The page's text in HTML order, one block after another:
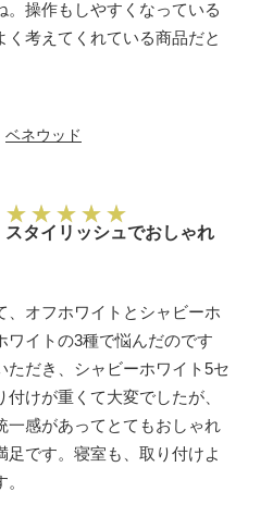
。操作もしやすくなっている
く考えてくれている商品だと
ベネウッド
スタイリッシュでおしゃれ
、オフホワイトとシャビーホ
ワイトの3種で悩んだのです
ただき、シャビーホワイト5セ
けが重くて大変でしたが、
一感があってとてもおしゃれ
足です。寝室も、取り付けよ